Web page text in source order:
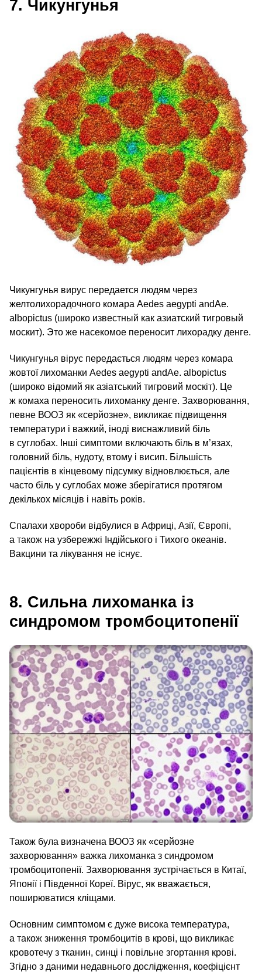
7. Чикунгунья
Чикунгунья вирус передается людям через
желтолихорадочного комара Aedes aegypti andAe.
albopictus (широко известный как азиатский тигровый
москит). Это же насекомое переносит лихорадку денге.
Чикунгунья вірус передається людям через комара
жовтої лихоманки Aedes aegypti andAe. albopictus
(широко відомий як азіатський тигровий москіт). Це
ж комаха переносить лихоманку денге. Захворювання,
певне ВООЗ як «серйозне», викликає підвищення
температури і важкий, іноді виснажливий біль
в суглобах. Інші симптоми включають біль в м’язах,
головний біль, нудоту, втому і висип. Більшість
пацієнтів в кінцевому підсумку відновлюється, але
часто біль у суглобах може зберігатися протягом
декількох місяців і навіть років.
Спалахи хвороби відбулися в Африці, Азії, Європі,
а також на узбережжі Індійського і Тихого океанів.
Вакцини та лікування не існує.
8. Сильна лихоманка із
синдромом тромбоцитопенії
Також була визначена ВООЗ як «серйозне
захворювання» важка лихоманка з синдромом
тромбоцитопенії. Захворювання зустрічається в Китаї,
Японії і Південної Кореї. Вірус, як вважається,
поширюватися кліщами.
Основним симптомом є дуже висока температура,
а також зниження тромбоцитів в крові, що викликає
кровотечу з тканин, синці і повільне згортання крові.
Згідно з даними недавнього дослідження, коефіцієнт